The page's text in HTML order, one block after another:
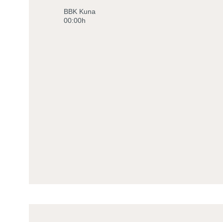
BBK Kuna
00:00h